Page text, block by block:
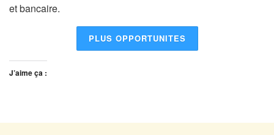
et bancaire.
PLUS OPPORTUNITES
J’aime ça :